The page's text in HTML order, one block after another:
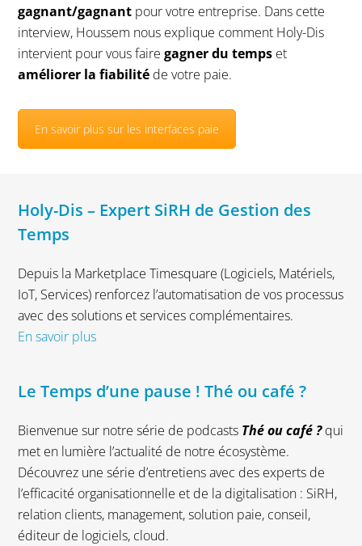
gagnant/gagnant pour votre entreprise. Dans cette
interview, Houssem nous explique comment Holy-Dis
intervient pour vous fairegagner du temps et
améliorer la fiabilité de votre paie.
En savoir plus sur les interfaces paie
Holy-Dis – Expert SiRH de Gestion des
Temps
Depuis la Marketplace Timesquare (Logiciels, Matériels,
IoT, Services) renforcez l’automatisation de vos processus
avec des solutions et services complémentaires.
En savoir plus
Le Temps d’une pause ! Thé ou café ?
Bienvenue sur notre série de podcasts Thé ou café ?qui
met en lumière l’actualité de notre écosystème.
Découvrez une série d’entretiens avec des experts de
l’efficacité organisationnelle et de la digitalisation : SiRH,
relation clients, management, solution paie, conseil,
éditeur de logiciels, cloud.